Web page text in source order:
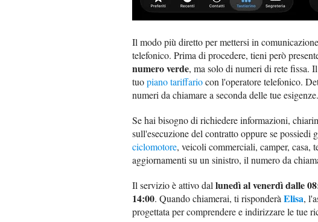
Il modo più diretto per mettersi in
telefonico. Prima di procedere, tieni però
numero verde, ma solo di numeri di rete fissa.
tuopiano tariffariocon l'operatore telefonico.
numeri da chiamare a seconda delle tue esigenze.
Se hai bisogno di richiedere informazioni,
sull'esecuzione del contratto oppure se possiedi
ciclomotore, veicoli commerciali, camper, casa,
aggiornamenti su un sinistro, il numero da
Il servizio è attivo dal lunedì al venerdì dalle
14:00. Quando chiamerai, ti risponderà Elisa,
progettata per comprendere e indirizzare le tue